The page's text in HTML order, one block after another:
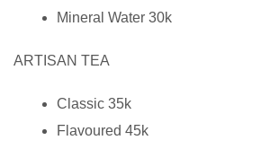
Mineral Water 30k
ARTISAN TEA
Classic 35k
Flavoured 45k